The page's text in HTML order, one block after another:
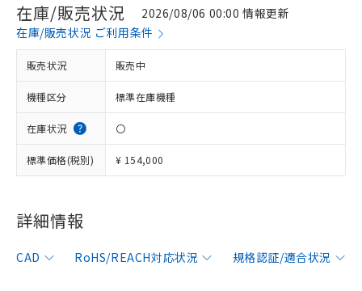
在庫/販売状況
2026/08/06 00:00 情報更新
在庫/販売状況 ご利用条件
販売状況 販売中
機種区分 標準在庫機種
在庫状況 〇
標準価格(税別) ¥ 154,000
詳細情報
CAD RoHS/REACH対応状況 規格認証/適合状況